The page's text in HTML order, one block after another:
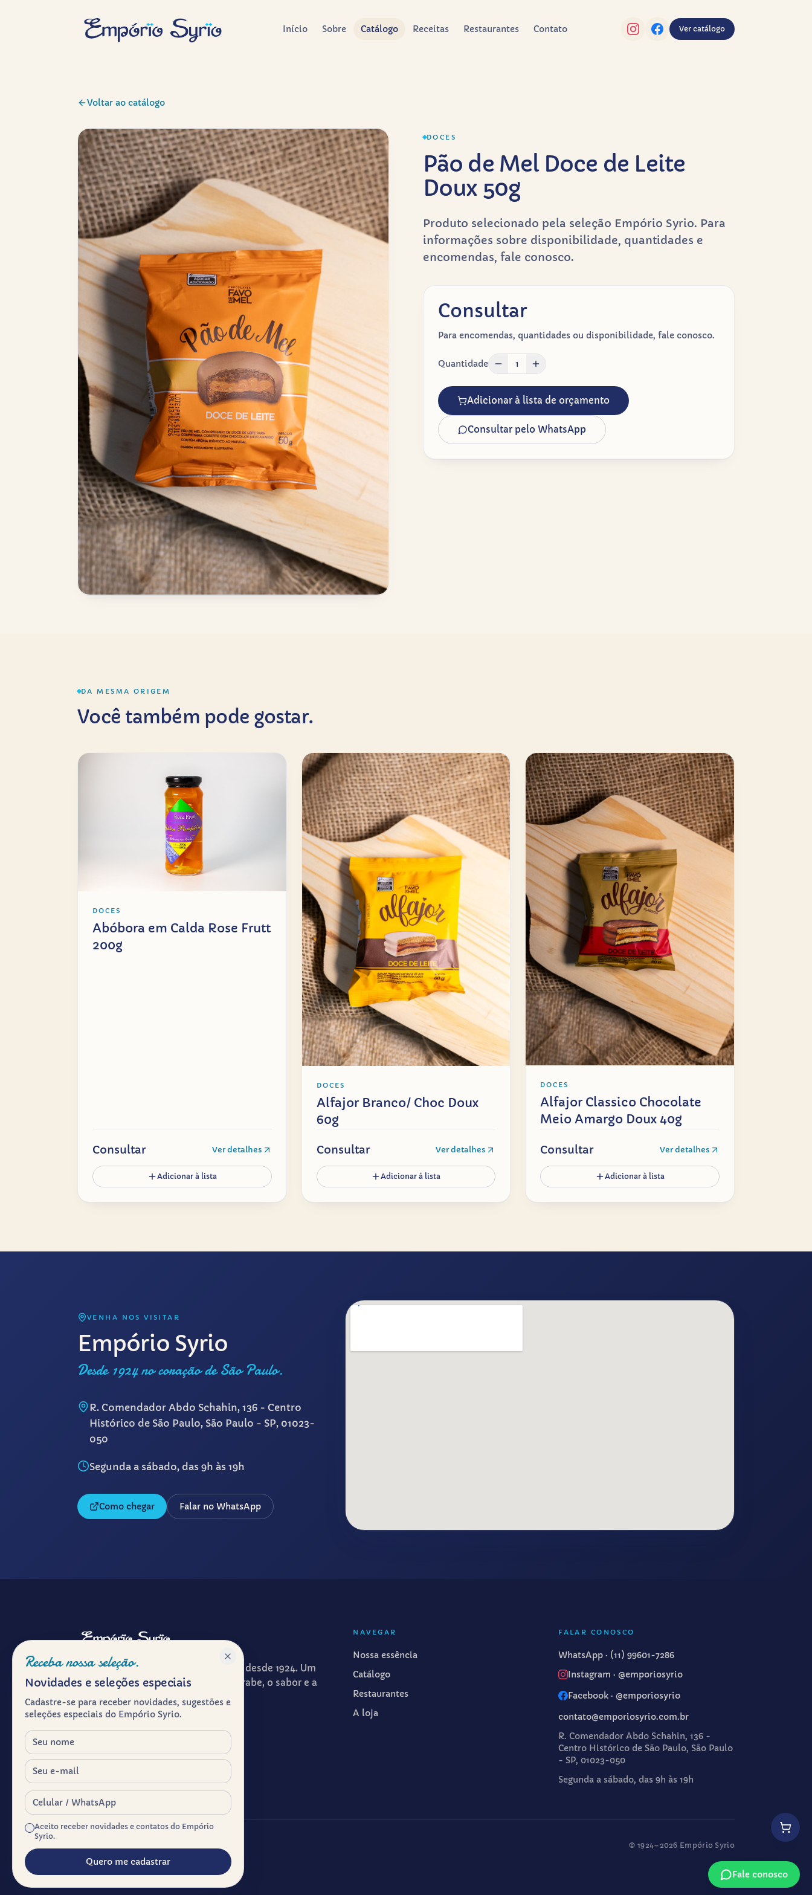
Início Sobre Catálogo Receitas Restaurantes Contato Ver catálogo
Voltar ao catálogo
DOCES
Pão de Mel Doce de Leite
Doux 50g
Produto selecionado pela seleção Empório Syrio. Para
informações sobre disponibilidade, quantidades e
encomendas, fale conosco.
Consultar
Para encomendas, quantidades ou disponibilidade, fale conosco.
Quantidade 1
Adicionar à lista de orçamento
Consultar pelo WhatsApp
DA MESMA ORIGEM
Você também pode gostar.
DOCES
Abóbora em Calda Rose Frutt
200g
Consultar Ver detalhes
Adicionar à lista
DOCES
Alfajor Branco/ Choc Doux
60g
Consultar Ver detalhes
Adicionar à lista
DOCES
Alfajor Classico Chocolate
Meio Amargo Doux 40g
Consultar Ver detalhes
Adicionar à lista
VENHA NOS VISITAR
Empório Syrio
Desde 1924 no coração de São Paulo.
R. Comendador Abdo Schahin, 136 - Centro
Histórico de São Paulo, São Paulo - SP, 01023-
050
Segunda a sábado, das 9h às 19h
Como chegar Falar no WhatsApp
Patrimônio gastronômico e cultural desde 1924. Um
ponto de encontro entre a cultura árabe, o sabor e a
experiência de receber à mesa.
Herança viva.
NAVEGAR
Nossa essência
Catálogo
Restaurantes
A loja
FALAR CONOSCO
WhatsApp · (11) 99601-7286
Instagram · @emporiosyrio
Facebook · @emporiosyrio
contato@emporiosyrio.com.br
R. Comendador Abdo Schahin, 136 -
Centro Histórico de São Paulo, São Paulo
- SP, 01023-050
Segunda a sábado, das 9h às 19h
© 1924– 2026 Empório Syrio
Fale conosco
Receba nossa seleção.
Novidades e seleções especiais
Cadastre-se para receber novidades, sugestões e
seleções especiais do Empório Syrio.
Nome
E-mail
Celular / WhatsApp
Aceito receber novidades e contatos do Empório
Syrio.
Quero me cadastrar